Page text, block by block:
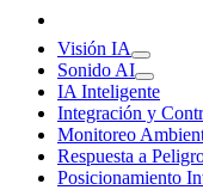
Visión IA
Sonido AI
IA Inteligente
Integración y
Monitoreo
Respuesta a
Posicionamiento